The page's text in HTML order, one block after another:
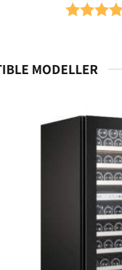
Karakter:
MODELLER